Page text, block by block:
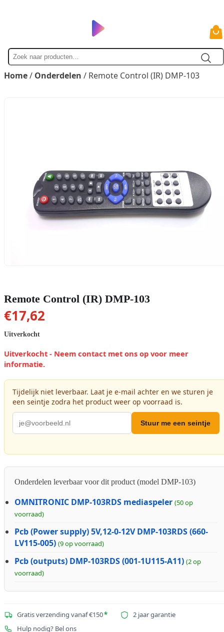
Zoek
naar
Home/ Onderdelen / Remote Control (IR) DMP-103
Remote Control (IR) DMP-103
€17,62
Uitverkocht
Uitverkocht - Neem contact met ons op voor meer
informatie.
Tijdelijk niet leverbaar. Laat je e-mail achter en we sturen je
een seintje zodra het product weer op voorraad is.
Stuur me een seintje
Onderdelen leverbaar voor dit product (model DMP-103)
OMNITRONIC DMP-103RDS mediaspeler (50 op
voorraad)
Pcb (Power supply) 5V,12-0-12V DMP-103RDS (660-
LV115-005) (9 op voorraad)
Pcb (outputs) DMP-103RDS (001-1U115-A11) (2 op
voorraad)
Gratis verzending vanaf €150*
2 jaar garantie
Hulp nodig? Bel ons